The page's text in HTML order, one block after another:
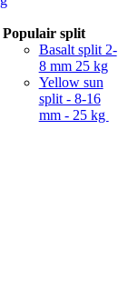
Populair split
Basalt split 2-
8 mm 25 kg
Yellow sun
split - 8-16
mm - 25 kg